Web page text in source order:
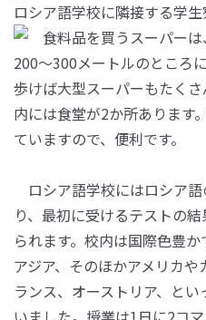
ロシア語学校に隣接する学生
食料品を買うスーパー
200～300メートルのところ
歩けば大型スーパーもたく
内には食堂が2か所あります
ていますので、便利です。
ロシア語学校にはロシア
り、最初に受けるテストの
られます。校内は国際色豊
アジア、そのほかアメリカ
ランス、オーストリア、と